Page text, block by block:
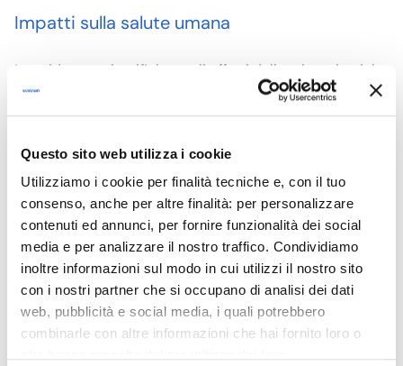
Questo sito web utilizza i cookie
Utilizziamo i cookie per finalità tecniche e, con il tuo
consenso, anche per altre finalità: per personalizzare
contenuti ed annunci, per fornire funzionalità dei social
media e per analizzare il nostro traffico. Condividiamo
inoltre informazioni sul modo in cui utilizzi il nostro sito
con i nostri partner che si occupano di analisi dei dati
web, pubblicità e social media, i quali potrebbero
combinarle con altre informazioni che hai fornito loro o
Impatti sulla salute umana
Le evidenze scientifiche sugli effetti delle microplastiche
sulla salute umana sono ancora in fase di
consolidamento, ma emergono preoccupazioni
Vie di esposizione
Ingestione (cibo, acqua)
Inalazione (aria ambiente)
Assorbimento cutaneo (meno rilevante)
Potenziali effetti sanitari